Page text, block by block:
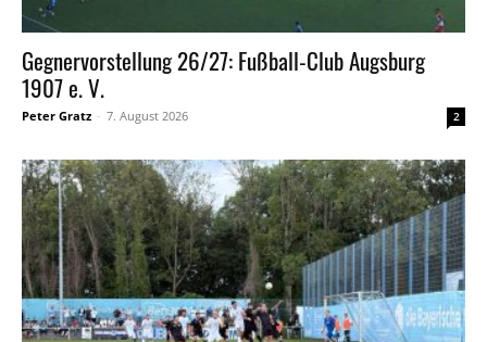
Gegnervorstellung 26/27: Fußball-Club Augsburg
1907 e. V.
Peter Gratz - 7. August 2026 2